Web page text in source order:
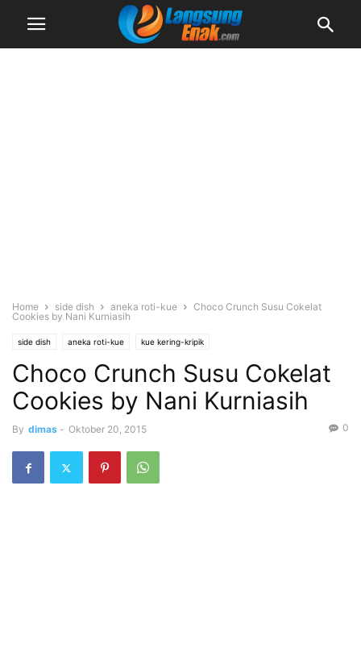
Home side dish aneka roti-kue
Choco Crunch Susu Cokelat
Cookies by Nani Kurniasih
side dish aneka roti-kue kue kering-kripik
Choco Crunch Susu Cokelat
Cookies by Nani Kurniasih
By dimas - Oktober 20, 2015 0